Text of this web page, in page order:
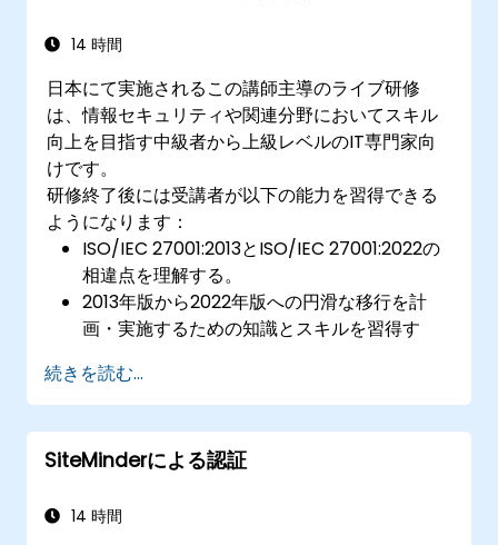
14 時間
日本にて実施されるこの講師主導のライブ研修
は、情報セキュリティや関連分野においてスキル
向上を目指す中級者から上級レベルのIT専門家向
けです。
研修終了後には受講者が以下の能力を習得できる
ようになります：
ISO/IEC 27001:2013とISO/IEC 27001:2022の
相違点を理解する。
2013年版から2022年版への円滑な移行を計
画・実施するための知識とスキルを習得す
実務環境においてこの知識を応用し、各自の
組織内でのスムーズな移行を実現する。
続きを読む...
SiteMinderによる認証
14 時間